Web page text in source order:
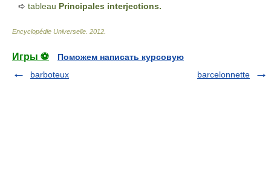
➪ tableau Principales interjections.
Encyclopédie Universelle 2012
Игры ⚽
Поможем написать курсовую
barboteux
barcelonnette